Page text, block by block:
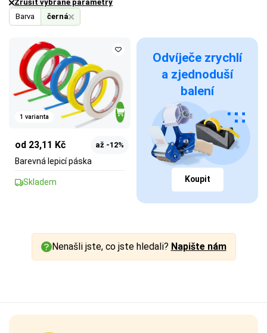
Barva černá
Zrušit vybrané parametry
1 varianta
od 23,11 Kč až -12%
Barevná lepicí páska
Skladem
Odvíječe zrychlí
a zjednoduší
balení
Koupit
Nenašli jste, co jste hledali? Napište nám